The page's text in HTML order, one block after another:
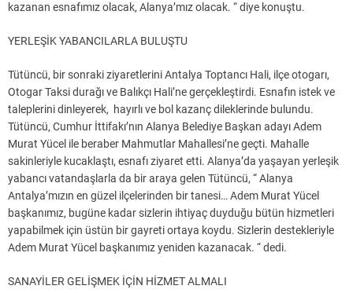
kazanan esnafımız olacak, Alanya’mız olacak. “ diye konuştu.
YERLEŞİK YABANCILARLA BULUŞTU
Tütüncü, bir sonraki ziyaretlerini Antalya Toptancı Hali, ilçe otogarı,
Otogar Taksi durağı ve Balıkçı Hali’ne gerçekleştirdi. Esnafın istek ve
taleplerini dinleyerek, hayırlı ve bol kazanç dileklerinde bulundu.
Tütüncü, Cumhur İttifakı’nın Alanya Belediye Başkan adayı Adem
Murat Yücel ile beraber Mahmutlar Mahallesi’ne geçti. Mahalle
sakinleriyle kucaklaştı, esnafı ziyaret etti. Alanya’da yaşayan yerleşik
yabancı vatandaşlarla da bir araya gelen Tütüncü, “ Alanya
Antalya’mızın en güzel ilçelerinden bir tanesi… Adem Murat Yücel
başkanımız, bugüne kadar sizlerin ihtiyaç duyduğu bütün hizmetleri
yapabilmek için üstün bir gayreti ortaya koydu. Sizlerin destekleriyle
Adem Murat Yücel başkanımız yeniden kazanacak. “ dedi.
SANAYİLER GELİŞMEK İÇİN HİZMET ALMALI